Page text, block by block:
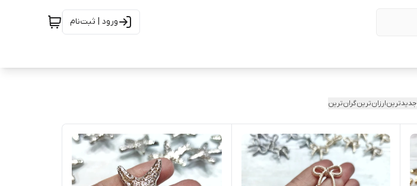
ورود | ثبت‌نام
جدیدترینارزان‌ترینگران‌ترین